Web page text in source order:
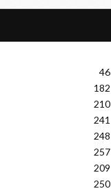
46
182
210
241
248
257
209
250